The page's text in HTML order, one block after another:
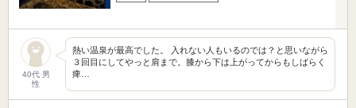
40代 男
性
熱い温泉が最高でした。 入れない人もいるのでは？と思いながら
３回目にしてやっと肩まで。膝から下は上がってからもしばらく
痺…